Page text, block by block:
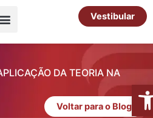
Vestibular
DA TEORIA NA
Voltar para o Blog